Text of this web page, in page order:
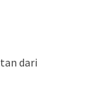
dari